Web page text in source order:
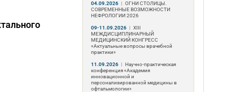
04.09.2026 | ОГНИ СТОЛИЦЫ.
СОВРЕМЕННЫЕ ВОЗМОЖНОСТИ
НЕФРОЛОГИИ 2026
09-11.09.2026 | ХIII
МЕЖДИСЦИПЛИНАРНЫЙ
МЕДИЦИНСКИЙ КОНГРЕСС
«Актуальные вопросы врачебной
практики»
11.09.2026 | Научно-практическая
конференция «Академия
инновационной и
персонализированной медицины в
офтальмологии»